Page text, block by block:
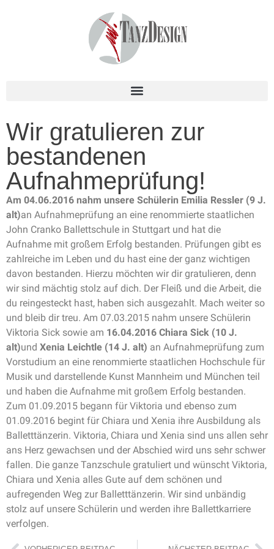
Wir gratulieren zur
bestandenen
Aufnahmeprüfung!
Am 04.06.2016 nahm unsere Schülerin Emilia Ressler (9 J.
alt)an Aufnahmeprüfung an eine renommierte staatlichen
John Cranko Ballettschule in Stuttgart und hat die
Aufnahme mit großem Erfolg bestanden. Prüfungen gibt es
zahlreiche im Leben und du hast eine der ganz wichtigen
davon bestanden. Hierzu möchten wir dir gratulieren, denn
wir sind mächtig stolz auf dich. Der Fleiß und die Arbeit, die
du reingesteckt hast, haben sich ausgezahlt. Mach weiter so
und bleib dir treu. Am 07.03.2015 nahm unsere Schülerin
Viktoria Sick sowie am 16.04.2016 Chiara Sick (10 J.
alt)und Xenia Leichtle (14 J. alt) an Aufnahmeprüfung zum
Vorstudium an eine renommierte staatlichen Hochschule für
Musik und darstellende Kunst Mannheim und München teil
und haben die Aufnahme mit großem Erfolg bestanden.
Zum 01.09.2015 begann für Viktoria und ebenso zum
01.09.2016 begint für Chiara und Xenia ihre Ausbildung als
Balletttänzerin. Viktoria, Chiara und Xenia sind uns allen sehr
ans Herz gewachsen und der Abschied wird uns sehr schwer
fallen. Die ganze Tanzschule gratuliert und wünscht Viktoria,
Chiara und Xenia alles Gute auf dem schönen und
aufregenden Weg zur Balletttänzerin. Wir sind unbändig
stolz auf unsere Schülerin und werden ihre Ballettkarriere
verfolgen.